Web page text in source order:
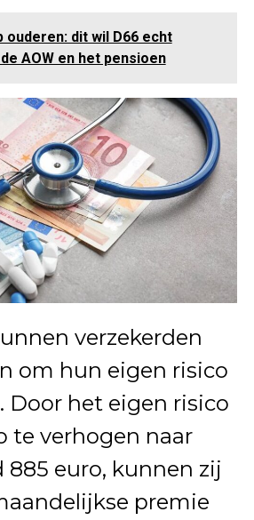
ouderen: dit wil D66 echt
AOW en het pensioen
verzekerden
om hun eigen risico
Door het eigen risico
te verhogen naar
885 euro, kunnen zij
premie